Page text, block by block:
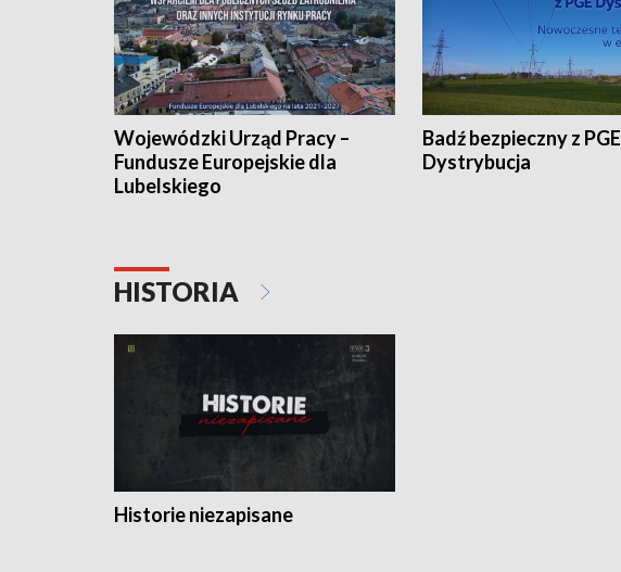
Wojewódzki Urząd Pracy –
Fundusze Europejskie dla
Lubelskiego
Badź bezpieczny z PGE
Dystrybucja
HISTORIA
Historie niezapisane